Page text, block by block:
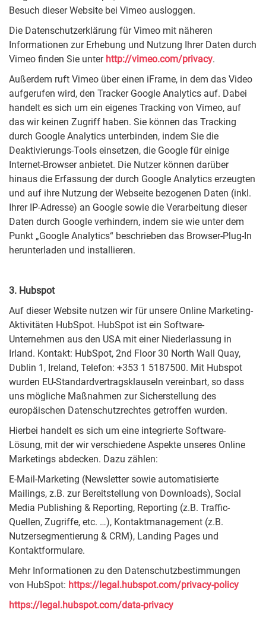
Besuch dieser Website bei Vimeo ausloggen.
Die Datenschutzerklärung für Vimeo mit näheren
Informationen zur Erhebung und Nutzung Ihrer Daten durch
Vimeo finden Sie unter http://vimeo.com/privacy.
Außerdem ruft Vimeo über einen iFrame, in dem das Video
aufgerufen wird, den Tracker Google Analytics auf. Dabei
handelt es sich um ein eigenes Tracking von Vimeo, auf
das wir keinen Zugriff haben. Sie können das Tracking
durch Google Analytics unterbinden, indem Sie die
Deaktivierungs-Tools einsetzen, die Google für einige
Internet-Browser anbietet. Die Nutzer können darüber
hinaus die Erfassung der durch Google Analytics erzeugten
und auf ihre Nutzung der Webseite bezogenen Daten (inkl.
Ihrer IP-Adresse) an Google sowie die Verarbeitung dieser
Daten durch Google verhindern, indem sie wie unter dem
Punkt „Google Analytics“ beschrieben das Browser-Plug-In
herunterladen und installieren.
3. Hubspot
Auf dieser Website nutzen wir für unsere Online Marketing-
Aktivitäten HubSpot. HubSpot ist ein Software-
Unternehmen aus den USA mit einer Niederlassung in
Irland. Kontakt: HubSpot, 2nd Floor 30 North Wall Quay,
Dublin 1, Ireland, Telefon: +353 1 5187500. Mit Hubspot
wurden EU-Standardvertragsklauseln vereinbart, so dass
uns mögliche Maßnahmen zur Sicherstellung des
europäischen Datenschutzrechtes getroffen wurden.
Hierbei handelt es sich um eine integrierte Software-
Lösung, mit der wir verschiedene Aspekte unseres Online
Marketings abdecken. Dazu zählen:
E-Mail-Marketing (Newsletter sowie automatisierte
Mailings, z.B. zur Bereitstellung von Downloads), Social
Media Publishing & Reporting, Reporting (z.B. Traffic-
Quellen, Zugriffe, etc. …), Kontaktmanagement (z.B.
Nutzersegmentierung & CRM), Landing Pages und
Kontaktformulare.
Mehr Informationen zu den Datenschutzbestimmungen
von HubSpot: https://legal.hubspot.com/privacy-policy
https://legal.hubspot.com/data-privacy